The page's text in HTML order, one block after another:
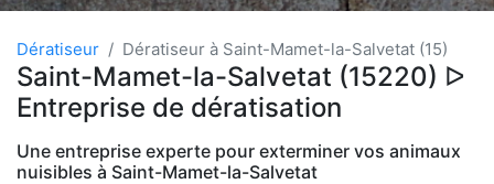
Dératiseur Dératiseur à Saint-Mamet-la-Salvetat (15)
Saint-Mamet-la-Salvetat (15220) ᐅ
Entreprise de dératisation
Une entreprise experte pour exterminer vos animaux
nuisibles à Saint-Mamet-la-Salvetat